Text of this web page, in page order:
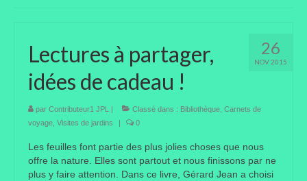
Bonsaïs
Potager
Taille des arbres et arbustes
Autres
26
NOV 2015
Lectures à partager,
idées de cadeau !
par Contributeur1 JPL | Classé dans : Bibliothèque Carnets de
voyage Visites de jardins | 0
Les feuilles font partie des plus jolies choses que nous
offre la nature. Elles sont partout et nous finissons par ne
plus y faire attention. Dans ce livre, Gérard Jean a choisi